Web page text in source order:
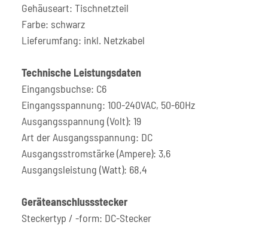
Gehäuseart: Tischnetzteil
Farbe: schwarz
Lieferumfang: inkl. Netzkabel
Technische Leistungsdaten
Eingangsbuchse: C6
Eingangsspannung: 100-240VAC, 50-60Hz
Ausgangsspannung (Volt): 19
Art der Ausgangsspannung: DC
Ausgangsstromstärke (Ampere): 3,6
Ausgangsleistung (Watt): 68,4
Geräteanschlussstecker
Steckertyp / -form: DC-Stecker